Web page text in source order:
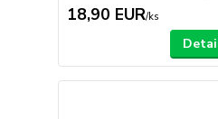
18,90 EUR/ks